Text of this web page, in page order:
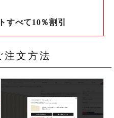
すべて10％割引
注文方法